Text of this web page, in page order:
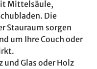
Mittelsäule,
Die
Stauraum sorgen
um Ihre Couch oder
Glas oder Holz